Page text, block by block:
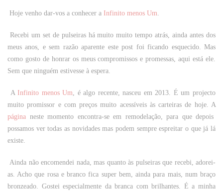
Hoje venho dar-vos a conhecer a Infinito menos Um.
Recebi um set de pulseiras há muito muito tempo atrás, ainda antes dos
meus anos, e sem razão aparente este post foi ficando esquecido. Mas
como gosto de honrar os meus compromissos e promessas, aqui está ele.
Sem que ninguém estivesse à espera.
AInfinito menos Um, é algo recente, nasceu em 2013. É um projecto
muito promissor e com preços muito acessíveis às carteiras de hoje. A
página neste momento encontra-se em remodelação, para que depois
possamos ver todas as novidades mas podem sempre espreitar o que já lá
existe.
Ainda não encomendei nada, mas quanto às pulseiras que recebi, adorei-
as. Acho que rosa e branco fica super bem, ainda para mais, num braço
bronzeado. Gostei especialmente da branca com brilhantes. É a minha